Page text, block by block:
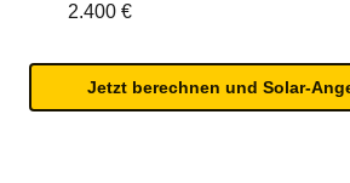
2.400 €
Jetzt berechnen und Solar-